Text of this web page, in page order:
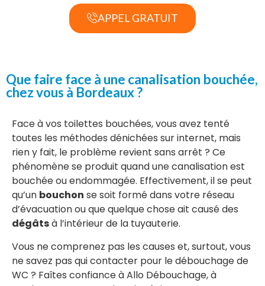
APPEL GRATUIT
Que faire face à une canalisation bouchée,
chez vous à Bordeaux ?
Face à vos toilettes bouchées, vous avez tenté
toutes les méthodes dénichées sur internet, mais
rien y fait, le problème revient sans arrêt ? Ce
phénomène se produit quand une canalisation est
bouchée ou endommagée. Effectivement, il se peut
qu’un bouchon se soit formé dans votre réseau
d’évacuation ou que quelque chose ait causé des
dégâtsà l’intérieur de la tuyauterie.
Vous ne comprenez pas les causes et, surtout, vous
ne savez pas qui contacter pour le débouchage de
WC ? Faîtes confiance à Allo Débouchage, à